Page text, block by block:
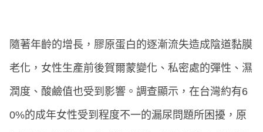
隨著年齡的增長，膠原蛋白的逐漸流失造成陰道黏膜
老化，女性生產前後賀爾蒙變化、私密處的彈性、濕
潤度、酸鹼值也受到影響。調查顯示，在台灣約有6
0%的成年女性受到程度不一的漏尿問題所困擾，原